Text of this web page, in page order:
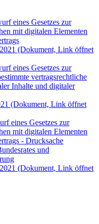
eines Gesetzes zur
mit digitalen Elementen
(Dokument, Link öffnet
eines Gesetzes zur
vertragsrechtliche
Inhalte und digitaler
(Dokument, Link öffnet
eines Gesetzes zur
mit digitalen Elementen
- Drucksache
und
(Dokument, Link öffnet